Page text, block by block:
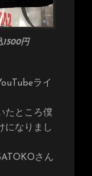
円
ライ
たところ僕
になりまし
さん